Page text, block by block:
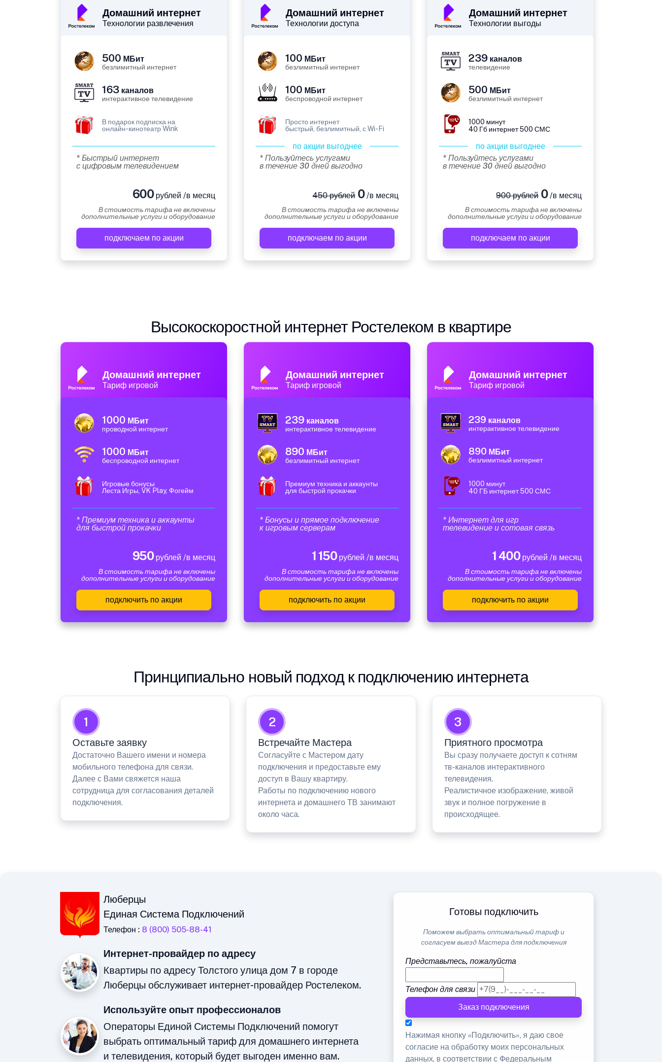
Домашний интернет
Технологии развлечения
500 МБит
безлимитный интернет
163 каналов
интерактивное телевидение
В подарок подписка на
онлайн-кинотеатр Wink
* Быстрый интернет
с цифровым телевидением
600рублей /в месяц
В стоимость тарифа не включены
дополнительные услуги и оборудование
подключаем по акции
Домашний интернет
Технологии доступа
100 МБит
безлимитный интернет
100 МБит
беспроводной интернет
Просто интернет
быстрый, безлимитный, с Wi-Fi
по акции выгоднее
* Пользуйтесь услугами
в течение 30 дней выгодно
450 рублей0/в месяц
В стоимость тарифа не включены
дополнительные услуги и оборудование
подключаем по акции
Домашний интернет
Технологии выгоды
239 каналов
телевидение
500 МБит
безлимитный интернет
1000 минут
40 Гб интернет 500 СМС
по акции выгоднее
* Пользуйтесь услугами
в течение 30 дней выгодно
900 рублей0/в месяц
В стоимость тарифа не включены
дополнительные услуги и оборудование
подключаем по акции
Высокоскоростной интернет Ростелеком в квартире
Домашний интернет
Тариф игровой
1000 МБит
проводной интернет
1000 МБит
беспроводной интернет
Игровые бонусы
Леста Игры, VK Play, Фогейм
* Премиум техника и аккаунты
для быстрой прокачки
950рублей /в месяц
В стоимость тарифа не включены
дополнительные услуги и оборудование
подключить по акции
Домашний интернет
Тариф игровой
239 каналов
интерактивное телевидение
890 МБит
безлимитный интернет
Премиум техника и аккаунты
для быстрой прокачки
* Бонусы и прямое подключение
к игровым серверам
1 150рублей /в месяц
В стоимость тарифа не включены
дополнительные услуги и оборудование
подключить по акции
Домашний интернет
Тариф игровой
239 каналов
интерактивное телевидение
890 МБит
безлимитный интернет
1000 минут
40 ГБ интернет 500 СМС
* Интернет для игр
телевидение и сотовая связь
1 400рублей /в месяц
В стоимость тарифа не включены
дополнительные услуги и оборудование
подключить по акции
Принципиально новый подход к подключению интернета
1
Оставьте заявку
Достаточно Вашего имени и номера
мобильного телефона для связи.
Далее с Вами свяжется наша
сотрудница для согласования деталей
подключения.
2
Встречайте Мастера
Согласуйте с Мастером дату
подключения и предоставьте ему
доступ в Вашу квартиру.
Работы по подключению нового
интернета и домашнего ТВ занимают
около часа.
3
Приятного просмотра
Вы сразу получаете доступ к сотням
тв-каналов интерактивного
телевидения.
Реалистичное изображение, живой
звук и полное погружение в
происходящее.
Люберцы
Единая Система Подключений
Телефон : 8 (800) 505-88-41
Интернет-провайдер по адресу
Квартиры по адресу Толстого улица дом 7 в городе
Люберцы обслуживает интернет-провайдер Ростелеком.
Используйте опыт профессионалов
Операторы Единой Системы Подключений помогут
выбрать оптимальный тариф для домашнего интернета
и телевидения, который будет выгоден именно вам.
Готовы подключить
Поможем выбрать оптимальный тариф и
согласуем выезд Мастера для подключения
Представьтесь, пожалуйста
Телефон для связи
Заказ подключения
Нажимая кнопку «Подключить», я даю свое
согласие на обработку моих персональных
данных, в соответствии с Федеральным